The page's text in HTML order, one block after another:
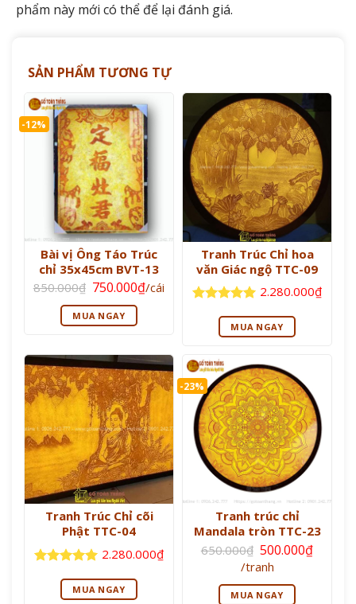
phẩm này mới có thể để lại đánh giá.
SẢN PHẨM TƯƠNG TỰ
-12%
Bài vị Ông Táo Trúc
chỉ 35x45cm BVT-13
850.000₫ Giá
gốc
là:
850.000₫.
750.000₫Giá
hiện
/cái
MUA NGAY
Tranh Trúc Chỉ hoa
văn Giác ngộ TTC-09
5
2.280.000₫
MUA NGAY
Tranh Trúc Chỉ cõi
Phật TTC-04
5
2.280.000₫
MUA NGAY
-23%
Tranh trúc chỉ
Mandala tròn TTC-23
650.000₫ Giá
gốc
là:
650.000₫.
500.000₫
Giá
hiện
tại
là:
/tranh
MUA NGAY